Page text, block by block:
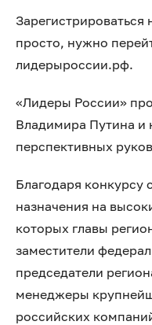
Зарегистрироваться
просто, нужно
лидерыроссии.рф.
«Лидеры России»
Владимира Путина и
перспективных
Благодаря конкурсу
назначения на
которых главы
заместители
председатели
менеджеры
российских